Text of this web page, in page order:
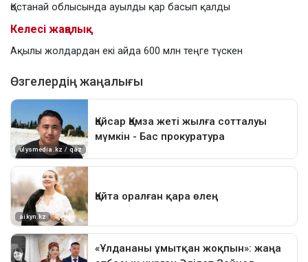
Қостанай облысында ауылды қар басып қалды
Келесі жаңалық
Ақылы жолдардан екі айда 600 млн теңге түскен